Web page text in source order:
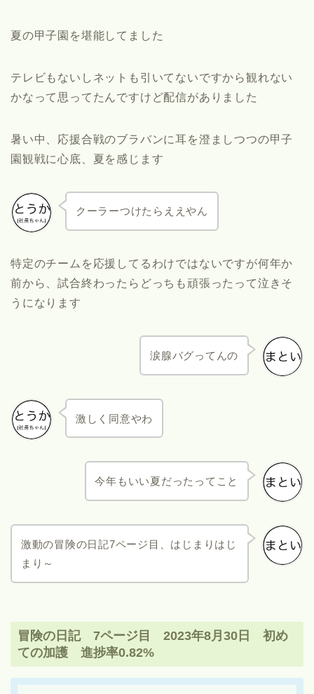
夏の甲子園を堪能してました
テレビもないしネットも引いてないですから観れない
かなって思ってたんですけど配信がありました
暑い中、応援合戦のブラバンに耳を澄ましつつの甲子
園観戦に心底、夏を感じます
クーラーつけたらええやん
特定のチームを応援してるわけではないですが何年か
前から、試合終わったらどっちも頑張ったって泣きそ
うになります
涙腺バグってんの
激しく同意やわ
今年もいい夏だったってこと
激動の冒険の日記7ページ目、はじまりはじ
まり～
冒険の日記 7ページ目 2023年8月30日 初め
ての加護 進捗率0.82%